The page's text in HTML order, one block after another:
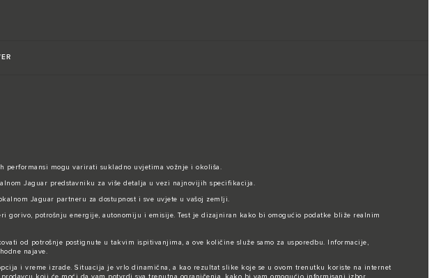
performansi mogu varirati sukladno uvjetima vožnje i okoliša.
Jaguar predstavniku za više detalja u vezi najnovijih specifikacija.
Jaguar partneru za dostupnost i sve uvjete u vašoj zemlji.
gorivo, potrošnju energije, autonomiju i emisije. Test je dizajniran kako bi omogućio podatke bliže realnim
od potrošnje postignute u takvim ispitivanjima, a ove količine služe samo za usporedbu. Informacije,
najave.
i vreme izrade. Situacija je vrlo dinamična, a kao rezultat slike koje se u ovom trenutku koriste na internet